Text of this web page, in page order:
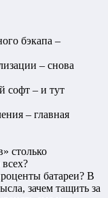
бэкапа –
– снова
софт – и тут
– главная
столько
батареи? В
зачем тащить за